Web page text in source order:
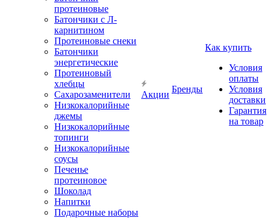
протеиновые
Батончики с Л-
карнитином
Протеиновые снеки
Батончики
энергетические
Протеиновый
хлебцы
Сахарозаменители
Низкокалорийные
джемы
Низкокалорийные
топинги
Низкокалорийные
соусы
Печенье
протеиновое
Шоколад
Напитки
Подарочные наборы
Акции
Бренды
Как купить
Условия
оплаты
Условия
доставки
Гарантия
на товар